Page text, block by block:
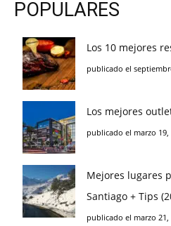
POPULARES
Los 10 mejores
publicado el
Los mejores
publicado el marzo 19,
Mejores lugares
Santiago + Tips
publicado el marzo 21,